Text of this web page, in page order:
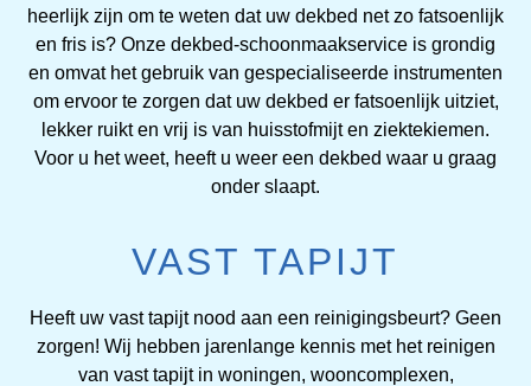
heerlijk zijn om te weten dat uw dekbed net zo fatsoenlijk
en fris is? Onze dekbed-schoonmaakservice is grondig
en omvat het gebruik van gespecialiseerde instrumenten
om ervoor te zorgen dat uw dekbed er fatsoenlijk uitziet,
lekker ruikt en vrij is van huisstofmijt en ziektekiemen.
Voor u het weet, heeft u weer een dekbed waar u graag
onder slaapt.
VAST TAPIJT
Heeft uw vast tapijt nood aan een reinigingsbeurt? Geen
zorgen! Wij hebben jarenlange kennis met het reinigen
van vast tapijt in woningen, wooncomplexen,